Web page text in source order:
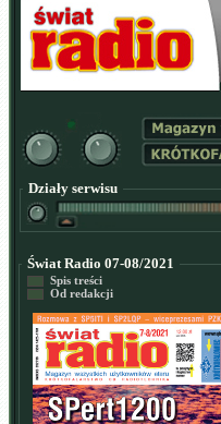
Działy serwisu
Świat Radio 07-08/2021
Spis treści
Od redakcji